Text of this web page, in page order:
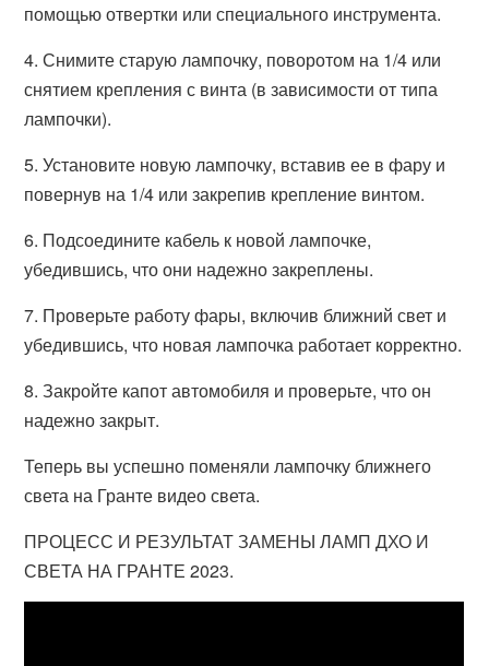
помощью отвертки или специального инструмента.
4. Снимите старую лампочку, поворотом на 1/4 или
снятием крепления с винта (в зависимости от типа
лампочки).
5. Установите новую лампочку, вставив ее в фару и
повернув на 1/4 или закрепив крепление винтом.
6. Подсоедините кабель к новой лампочке,
убедившись, что они надежно закреплены.
7. Проверьте работу фары, включив ближний свет и
убедившись, что новая лампочка работает корректно.
8. Закройте капот автомобиля и проверьте, что он
надежно закрыт.
Теперь вы успешно поменяли лампочку ближнего
света на Гранте видео света.
ПРОЦЕСС И РЕЗУЛЬТАТ ЗАМЕНЫ ЛАМП ДХО И
СВЕТА НА ГРАНТЕ 2023.